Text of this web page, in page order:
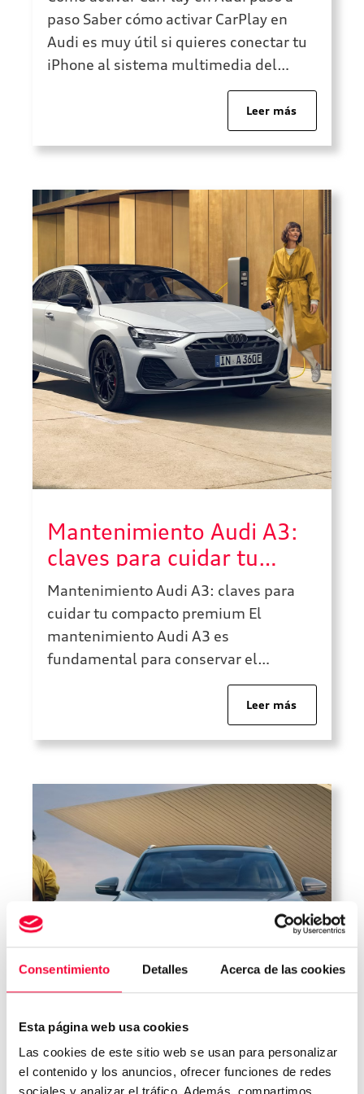
Consentimiento Detalles Acerca de las cookies
Esta página web usa cookies
Las cookies de este sitio web se usan para personalizar
el contenido y los anuncios, ofrecer funciones de redes
paso Saber cómo activar CarPlay en
Audi es muy útil si quieres conectar tu
iPhone al sistema multimedia del
vehículo y utilizar aplicaciones
compatibles desde la pantalla del
coche. Apple CarPlay permite acceder a
funciones como llamadas, mensajes,
más cómoda, siempre dentro […]
Leer más
Mantenimiento Audi A3:
claves para cuidar tu
compacto premium
Mantenimiento Audi A3: claves para
cuidar tu compacto premium El
mantenimiento Audi A3 es
fundamental para conservar el
rendimiento, la seguridad, la eficiencia
y el confort de uno de los compactos
premium más equilibrados de la gama
Audi. Un Audi A3 bien mantenido no
conducción, también ayuda a prevenir
[…]
Leer más